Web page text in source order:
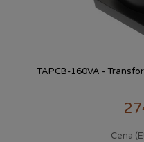
TAPCB-160VA -
Cena